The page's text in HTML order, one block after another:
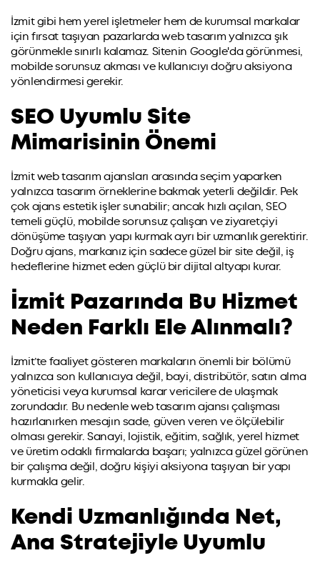
İzmit gibi hem yerel işletmeler hem de kurumsal markalar
için fırsat taşıyan pazarlarda web tasarım yalnızca şık
görünmekle sınırlı kalamaz. Sitenin Google'da görünmesi,
mobilde sorunsuz akması ve kullanıcıyı doğru aksiyona
yönlendirmesi gerekir.
SEO Uyumlu Site
Mimarisinin Önemi
İzmit web tasarım ajansları arasında seçim yaparken
yalnızca tasarım örneklerine bakmak yeterli değildir. Pek
çok ajans estetik işler sunabilir; ancak hızlı açılan, SEO
temeli güçlü, mobilde sorunsuz çalışan ve ziyaretçiyi
dönüşüme taşıyan yapı kurmak ayrı bir uzmanlık gerektirir.
Doğru ajans, markanız için sadece güzel bir site değil, iş
hedeflerine hizmet eden güçlü bir dijital altyapı kurar.
İzmit Pazarında Bu Hizmet
Neden Farklı Ele Alınmalı?
İzmit’te faaliyet gösteren markaların önemli bir bölümü
yalnızca son kullanıcıya değil, bayi, distribütör, satın alma
yöneticisi veya kurumsal karar vericilere de ulaşmak
zorundadır. Bu nedenle web tasarım ajansı çalışması
hazırlanırken mesajın sade, güven veren ve ölçülebilir
olması gerekir. Sanayi, lojistik, eğitim, sağlık, yerel hizmet
ve üretim odaklı firmalarda başarı; yalnızca güzel görünen
bir çalışma değil, doğru kişiyi aksiyona taşıyan bir yapı
kurmakla gelir.
Kendi Uzmanlığında Net,
Ana Stratejiyle Uyumlu